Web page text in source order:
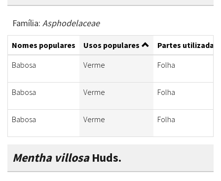
Família: Asphodelaceae
Nomes populares Usos populares
Partes utilizadas
Babosa
Verme Folha
Babosa Verme Folha
Babosa Verme Folha
Mentha villosaHuds.